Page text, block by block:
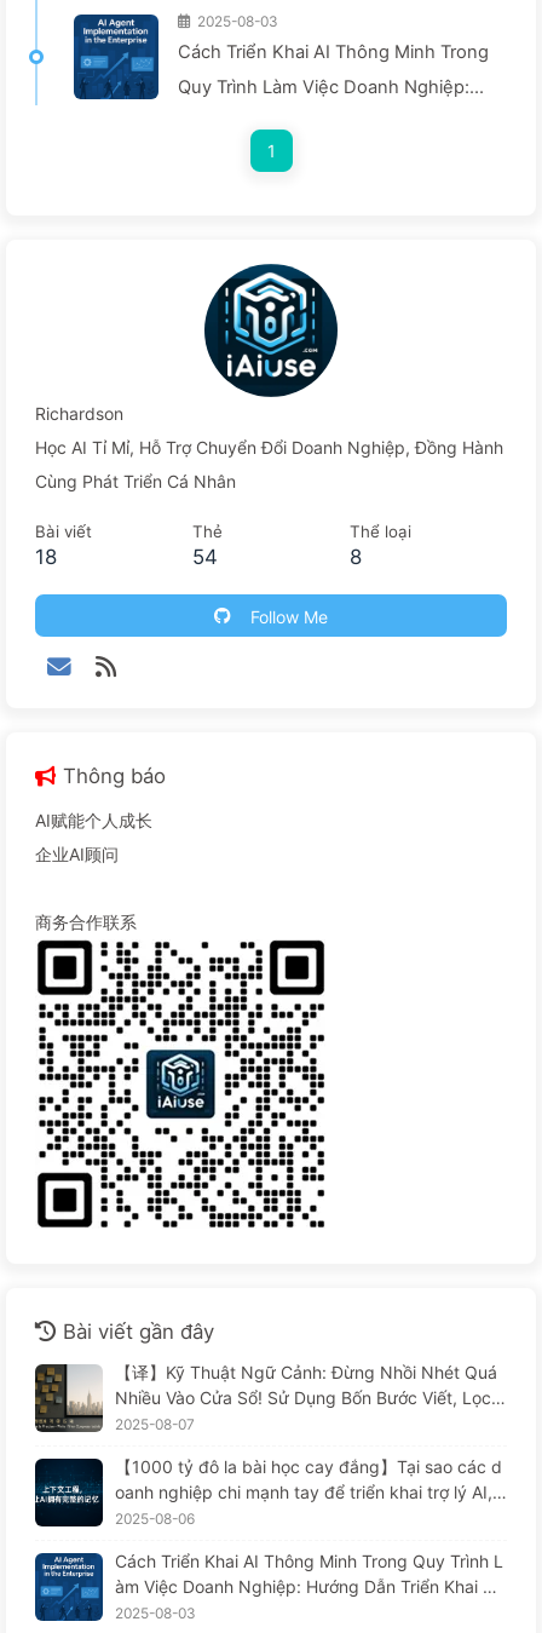
2025-08-03
Cách Triển Khai AI Thông Minh Trong
Quy Trình Làm Việc Doanh Nghiệp:
Năm 2025 — Chậm Rãi Học AI166
1
Richardson
Học AI Tỉ Mỉ, Hỗ Trợ Chuyển Đổi Doanh Nghiệp, Đồng Hành
Cùng Phát Triển Cá Nhân
Bài viết
18
Thẻ
54
Thể loại
8
Follow Me
Thông báo
AI赋能个人成长
企业AI顾问
商务合作联系
Bài viết gần đây
【译】Kỹ Thuật Ngữ Cảnh: Đừng Nhồi Nhét Quá
Nhiều Vào Cửa Sổ! Sử Dụng Bốn Bước Viết, Lọc,
Nén Và Tách Rời, Cảnh Giác Với Sự Can Thiệp Gâ
Học AI 170
2025-08-07
【1000 tỷ đô la bài học cay đắng】Tại sao các d
oanh nghiệp chi mạnh tay để triển khai trợ lý AI, n
hưng lại "quên" vào những lúc then chốt, khiến đ
ậm rãi học AI169
2025-08-06
Cách Triển Khai AI Thông Minh Trong Quy Trình L
àm Việc Doanh Nghiệp: Hướng Dẫn Triển Khai Ho
àn Chỉnh Năm 2025 — Chậm Rãi Học AI166
2025-08-03